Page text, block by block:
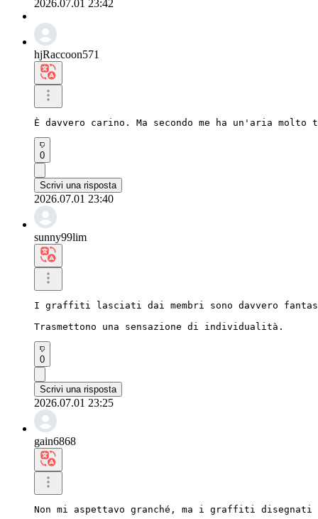
2026.07.01 23:42
hjRaccoon571
È davvero carino. Ma secondo me ha un'aria molto
0
Scrivi una risposta
2026.07.01 23:40
sunny99lim
I graffiti lasciati dai membri sono davvero
Trasmettono una sensazione di individualità.
0
Scrivi una risposta
2026.07.01 23:25
gain6868
Non mi aspettavo granché, ma i graffiti